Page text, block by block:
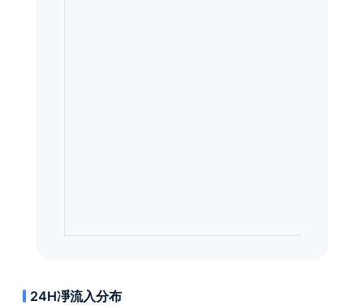
24H凈流入分布